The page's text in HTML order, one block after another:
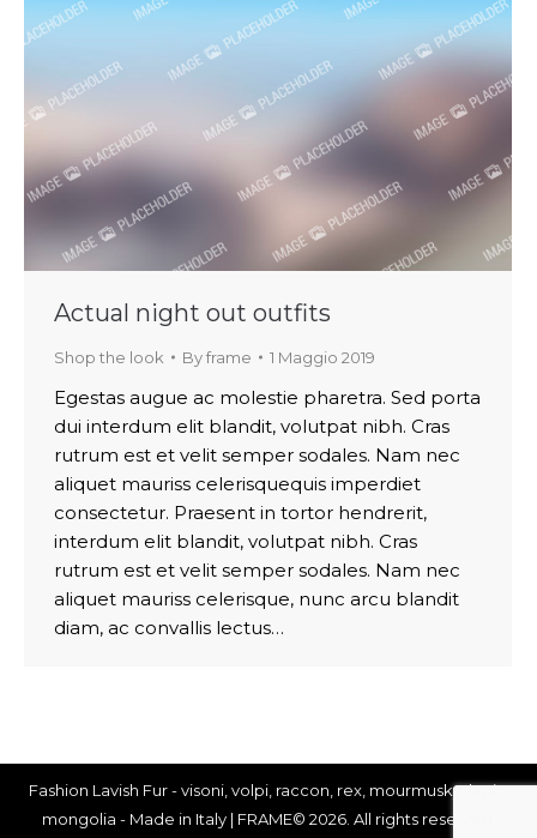
Actual night out outfits
Shop the look Byframe 1 Maggio 2019
Egestas augue ac molestie pharetra. Sed porta
dui interdum elit blandit, volutpat nibh. Cras
rutrum est et velit semper sodales. Nam nec
aliquet mauriss celerisquequis imperdiet
consectetur. Praesent in tortor hendrerit,
interdum elit blandit, volutpat nibh. Cras
rutrum est et velit semper sodales. Nam nec
aliquet mauriss celerisque, nunc arcu blandit
diam, ac convallis lectus…
Fashion Lavish Fur - visoni, volpi, raccon, rex, mourmusky, lapin,
mongolia - Made in Italy | FRAME© 2026. All rights reserved.